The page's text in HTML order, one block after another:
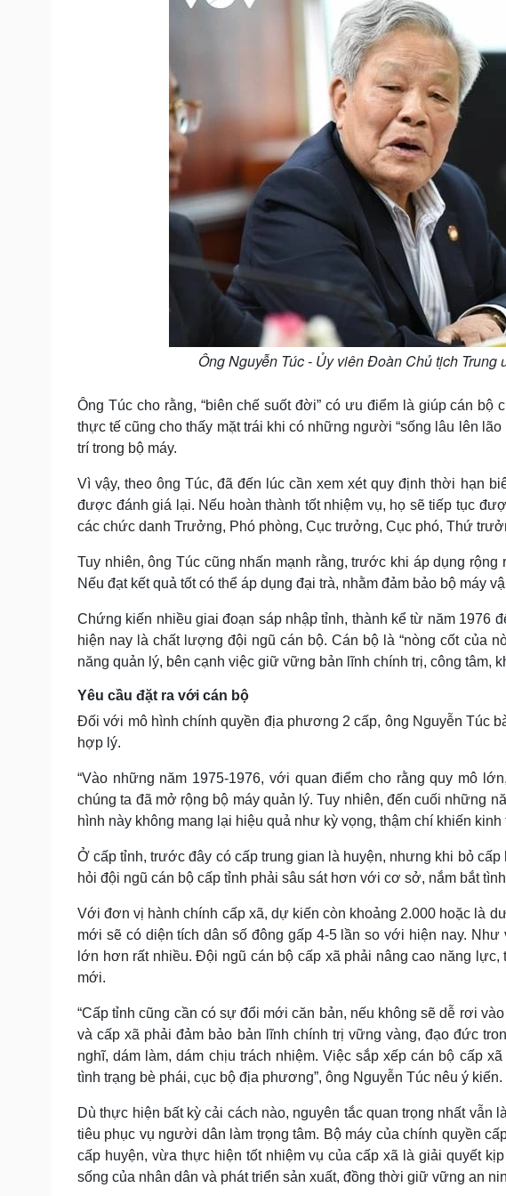
Ông Nguyễn Túc - Ủy viên Đoàn Chủ tịch Trung
Ông Túc cho rằng, “biên chế suốt đời” có ưu điểm là giúp cán bộ
thực tế cũng cho thấy mặt trái khi có những người “sống lâu lên
trí trong bộ máy.
Vì vậy, theo ông Túc, đã đến lúc cần xem xét quy định thời hạn
được đánh giá lại. Nếu hoàn thành tốt nhiệm vụ, họ sẽ tiếp tục
các chức danh Trưởng, Phó phòng, Cục trưởng, Cục phó, Thứ
Tuy nhiên, ông Túc cũng nhấn mạnh rằng, trước khi áp dụng
Nếu đạt kết quả tốt có thể áp dụng đại trà, nhằm đảm bảo bộ máy
Chứng kiến nhiều giai đoạn sáp nhập tỉnh, thành kể từ năm 1976
hiện nay là chất lượng đội ngũ cán bộ. Cán bộ là “nòng cốt của
năng quản lý, bên cạnh việc giữ vững bản lĩnh chính trị, công tâm,
Yêu cầu đặt ra với cán bộ
Đối với mô hình chính quyền địa phương 2 cấp, ông Nguyễn Túc
hợp lý.
“Vào những năm 1975-1976, với quan điểm cho rằng quy mô
chúng ta đã mở rộng bộ máy quản lý. Tuy nhiên, đến cuối những
hình này không mang lại hiệu quả như kỳ vọng, thậm chí khiến kinh
Ở cấp tỉnh, trước đây có cấp trung gian là huyện, nhưng khi bỏ
hỏi đội ngũ cán bộ cấp tỉnh phải sâu sát hơn với cơ sở, nắm bắt
Với đơn vị hành chính cấp xã, dự kiến còn khoảng 2.000 hoặc là
mới sẽ có diện tích dân số đông gấp 4-5 lần so với hiện nay.
lớn hơn rất nhiều. Đội ngũ cán bộ cấp xã phải nâng cao năng
mới.
“Cấp tỉnh cũng cần có sự đổi mới căn bản, nếu không sẽ dễ rơi
và cấp xã phải đảm bảo bản lĩnh chính trị vững vàng, đạo đức
nghĩ, dám làm, dám chịu trách nhiệm. Việc sắp xếp cán bộ cấp
tình trạng bè phái, cục bộ địa phương”, ông Nguyễn Túc nêu ý kiến.
Dù thực hiện bất kỳ cải cách nào, nguyên tắc quan trọng nhất vẫn
tiêu phục vụ người dân làm trọng tâm. Bộ máy của chính quyền
cấp huyện, vừa thực hiện tốt nhiệm vụ của cấp xã là giải quyết
sống của nhân dân và phát triển sản xuất, đồng thời giữ vững an